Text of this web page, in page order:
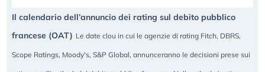
Il calendario dell’annuncio dei rating sul debito pubblico
francese (OAT) Le date clou in cui le agenzie di rating Fitch, DBRS,
Scope Ratings, Moody's, S&P Global, annunceranno le decisioni prese sui